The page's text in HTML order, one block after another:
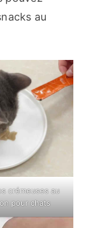
au
crémeuses au
pour chats